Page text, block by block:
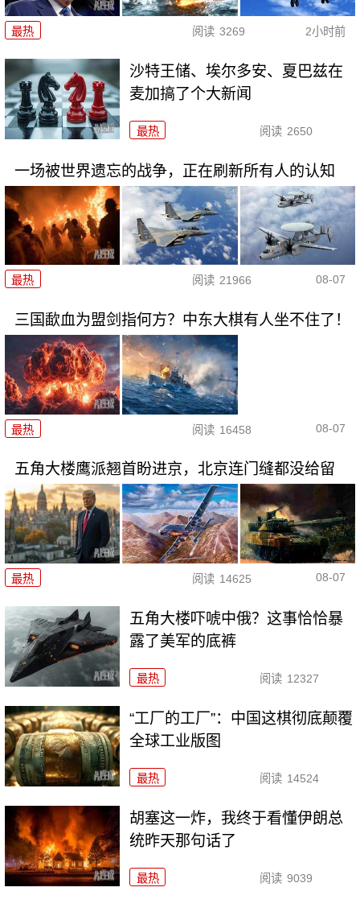
最热 阅读 3269 2小时前
沙特王储、埃尔多安、夏巴兹在
麦加搞了个大新闻
最热 阅读 2650
一场被世界遗忘的战争，正在刷新所有人的认知
最热 阅读 21966 08-07
三国歃血为盟剑指何方？中东大棋有人坐不住了！
最热 阅读 16458 08-07
五角大楼鹰派翘首盼进京，北京连门缝都没给留
最热 阅读 14625 08-07
五角大楼吓唬中俄？这事恰恰暴
露了美军的底裤
最热 阅读 12327
“工厂的工厂”：中国这棋彻底颠覆
全球工业版图
最热 阅读 14524
胡塞这一炸，我终于看懂伊朗总
统昨天那句话了
最热 阅读 9039